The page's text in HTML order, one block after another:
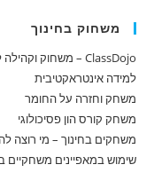
משחוק בחינוך
ClassDojo – משחוק וקהילה לומדת משותפת
למידה אינטראקטיבית
משחק וחזרה על החומר
משחק קורס הון פסיכולוגי
משחקים בחינוך – מי רוצה
שימוש במאפיינים משחקיים